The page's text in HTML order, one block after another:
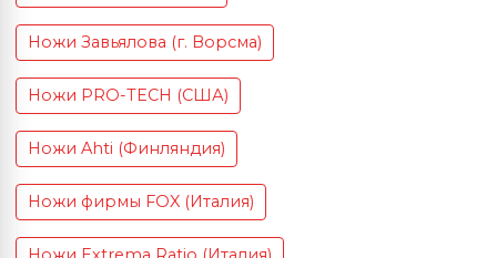
Ножи Завьялова (г. Ворсма)
Ножи PRO-TECH (США)
Ножи Ahti (Финляндия)
Ножи фирмы FOX (Италия)